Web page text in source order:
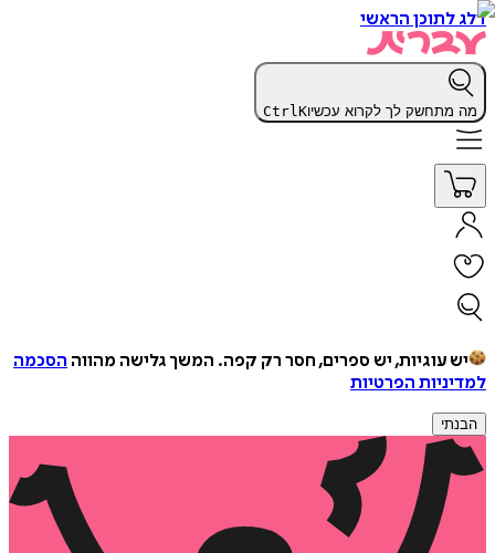
דלג לתוכן הראשי
מה מתחשק לך לקרוא עכשיו CtrlK
יש עוגיות, יש ספרים, חסר רק קפה. המשך גלישה מהווה הסכמה
למדיניות הפרטיות
הבנתי